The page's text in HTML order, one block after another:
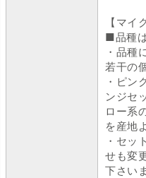
【マイ
■品種
・品種
若干の
・ピン
ンジセ
ロー系
を産地
・セッ
せも変
下さい